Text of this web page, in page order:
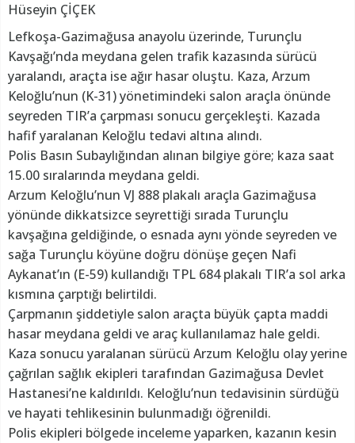
Hüseyin ÇİÇEK
Lefkoşa-Gazimağusa anayolu üzerinde, Turunçlu
Kavşağı’nda meydana gelen trafik kazasında sürücü
yaralandı, araçta ise ağır hasar oluştu. Kaza, Arzum
Keloğlu’nun (K-31) yönetimindeki salon araçla önünde
seyreden TIR’a çarpması sonucu gerçekleşti. Kazada
hafif yaralanan Keloğlu tedavi altına alındı.
Polis Basın Subaylığından alınan bilgiye göre; kaza saat
15.00 sıralarında meydana geldi.
Arzum Keloğlu’nun VJ 888 plakalı araçla Gazimağusa
yönünde dikkatsizce seyrettiği sırada Turunçlu
kavşağına geldiğinde, o esnada aynı yönde seyreden ve
sağa Turunçlu köyüne doğru dönüşe geçen Nafi
Aykanat’ın (E-59) kullandığı TPL 684 plakalı TIR’a sol arka
kısmına çarptığı belirtildi.
Çarpmanın şiddetiyle salon araçta büyük çapta maddi
hasar meydana geldi ve araç kullanılamaz hale geldi.
Kaza sonucu yaralanan sürücü Arzum Keloğlu olay yerine
çağrılan sağlık ekipleri tarafından Gazimağusa Devlet
Hastanesi’ne kaldırıldı. Keloğlu’nun tedavisinin sürdüğü
ve hayati tehlikesinin bulunmadığı öğrenildi.
Polis ekipleri bölgede inceleme yaparken, kazanın kesin